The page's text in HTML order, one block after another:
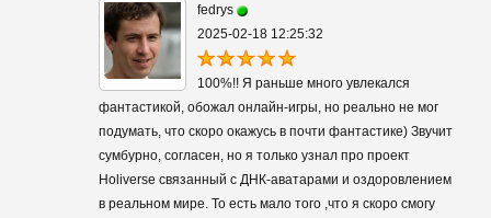
fedrys
2025-02-18 12:25:32
100%!! Я раньше много увлекался
фантастикой, обожал онлайн-игры, но реально не мог
подумать, что скоро окажусь в почти фантастике) Звучит
сумбурно, согласен, но я только узнал про проект
Holiverse связанный с ДНК-аватарами и оздоровлением
в реальном мире. То есть мало того ,что я скоро смогу